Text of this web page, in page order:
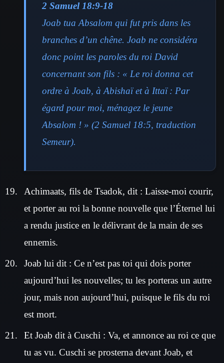
2 Samuel 18:9-18
Joab tua Absalom qui fut pris dans les
branches d’un chêne. Joab ne considéra
donc point les paroles du roi David
concernant son fils : « Le roi donna cet
ordre à Joab, à Abishaï et à Ittaï : Par
égard pour moi, ménagez le jeune
Absalom ! » (2 Samuel 18:5, traduction
Semeur).
Achimaats, fils de Tsadok, dit : Laisse-moi courir,
et porter au roi la bonne nouvelle que l’Éternel lui
a rendu justice en le délivrant de la main de ses
ennemis.
Joab lui dit : Ce n’est pas toi qui dois porter
aujourd’hui les nouvelles; tu les porteras un autre
jour, mais non aujourd’hui, puisque le fils du roi
est mort.
Et Joab dit à Cuschi : Va, et annonce au roi ce que
tu as vu. Cuschi se prosterna devant Joab, et